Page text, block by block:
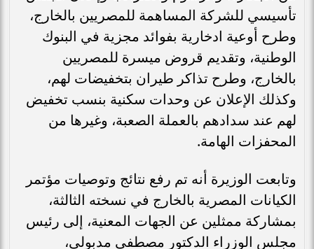
تأسيسي للشركة المساهمة للمصريين بالخارج،
وطرح أوعية ادخارية بفوائد مجزية في البنوك
الوطنية، وتقديم قروض ميسرة للمصريين
بالخارج، وطرح تذاكر طيران بتخفيضات لهم،
وكذلك الإعلان عن وحدات سكنية بنسب تخفيض
لهم عند سدادهم بالعملة الصعبة، وغيرها من
المحفزات الهامة.
وتابعت الوزيرة أنه تم رفع نتائج وتوصيات مؤتمر
الكيانات المصرية بالخارج في نسخته الثالثة،
بمشاركة ممثلين عن الجهات المعنية، إلى رئيس
مجلس الوزراء الدكتور مصطفى مدبولي،